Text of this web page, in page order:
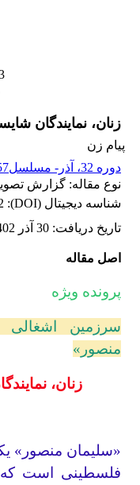
زنان، نمایندگان
پیام زن
دوره 32، آذر- مسلسل357 سال 1402
نوع مقاله: گزارش
شناسه دیجیتال (DOI):
تاریخ دریافت: 30 آذر 1402
اصل مقاله
پرونده ویژه
سرزمین اشغالی
منصور»
زنان،
«سلیمان منصور»
فلسطینی است که